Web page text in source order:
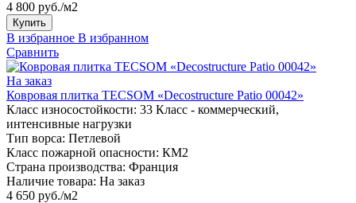
4 800 руб./м2
Купить
В избранное В избранном
Сравнить
На заказ
Ковровая плитка TECSOM «Decostructure Patio 00042»
Класс износостойкости: 33 Класс - коммерческий,
интенсивные нагрузки
Тип ворса: Петлевой
Класс пожарной опасности: КМ2
Страна производства: Франция
Наличие товара: На заказ
4 650 руб./м2